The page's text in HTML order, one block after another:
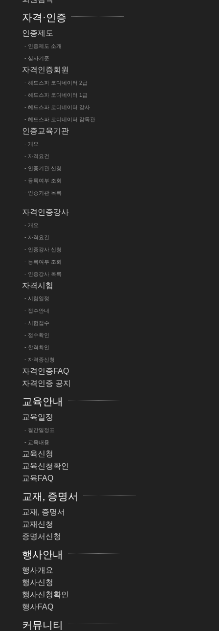
자격·인증
인증제도
- 인증제도 소개
- 심사기준
자격인증회원
- 헤드스파 코디네이터 2급
- 헤드스파 코디네이터 1급
- 헤드스파 코디네이터 강사
- 헤드스파 코디네이터 감독관
인증교육기관
- 개요
- 자격요건
- 인증기관 신청
- 등록여부 조회
- 인증기관 목록
자격인증강사
- 개요
- 자격요건
- 인증강사 신청
- 등록여부 조회
- 인증강사 목록
자격시험
- 시험일정
- 접수안내
- 시험접수
- 접수확인
- 합격확인
- 자격증신청
자격인증FAQ
자격인증 공지
교육안내
교육일정
- 월간일정표
- 교육내용
교육신청
교육신청확인
교육FAQ
교재, 증명서
교재, 증명서
교재신청
증명서신청
행사안내
행사개요
행사신청
행사신청확인
행사FAQ
커뮤니티